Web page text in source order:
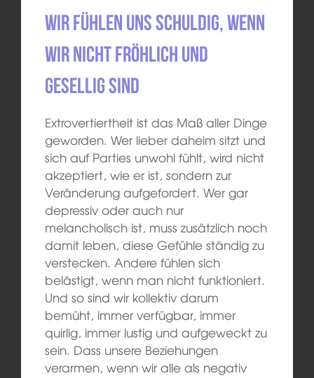
Wir fühlen uns schuldig, wenn
wir nicht fröhlich und
gesellig sind
Extrovertiertheit ist das Maß aller Dinge
geworden. Wer lieber daheim sitzt und
sich auf Parties unwohl fühlt, wird nicht
akzeptiert, wie er ist, sondern zur
Veränderung aufgefordert. Wer gar
depressiv oder auch nur
melancholisch ist, muss zusätzlich noch
damit leben, diese Gefühle ständig zu
verstecken. Andere fühlen sich
belästigt, wenn man nicht funktioniert.
Und so sind wir kollektiv darum
bemüht, immer verfügbar, immer
quirlig, immer lustig und aufgeweckt zu
sein. Dass unsere Beziehungen
verarmen, wenn wir alle als negativ